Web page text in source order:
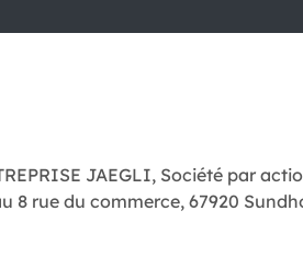
JAEGLI, Société par
rue du commerce, 67920